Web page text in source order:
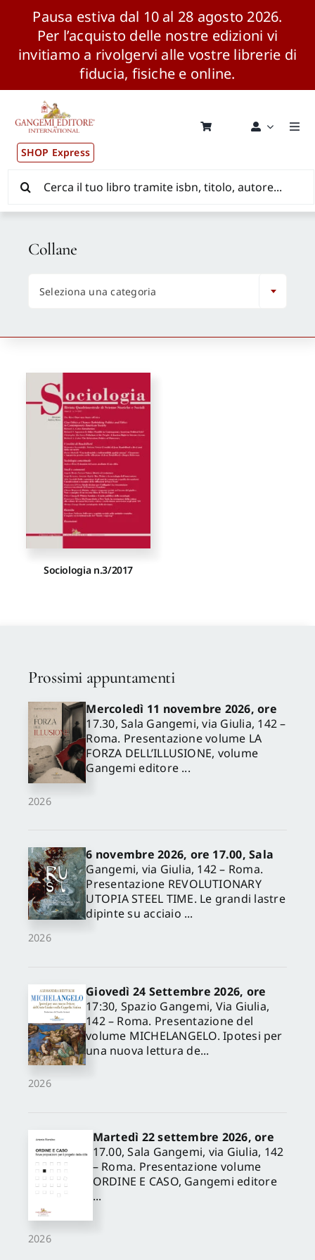
Pausa estiva dal 10 al 28 agosto 2026.
Per l’acquisto delle nostre edizioni vi
invitiamo a rivolgervi alle vostre librerie di
fiducia, fisiche e online.
contenuto
SHOP Express
Pubblicazioni
News ed Eventi
Distribuzione Wolrdwide
CONSIP / MEPA / ANVUR / CINECA
Autori
Proposte di pubblicazione
Gangemi Editore
Newsletter
per:
Sociologia n.3/2017
Collane
Seleziona una categoria
Prossimi appuntamenti
2026
Mercoledì 11 novembre 2026, ore
17.30, Sala Gangemi, via Giulia, 142 –
Roma. Presentazione volume LA
FORZA DELL’ILLUSIONE, volume
Gangemi editore ...
2026
6 novembre 2026, ore 17.00, Sala
Gangemi, via Giulia, 142 – Roma.
Presentazione REVOLUTIONARY
UTOPIA STEEL TIME. Le grandi lastre
dipinte su acciaio ...
2026
Giovedì 24 Settembre 2026, ore
17:30, Spazio Gangemi, Via Giulia,
142 – Roma. Presentazione del
volume MICHELANGELO. Ipotesi per
una nuova lettura de...
2026
Martedì 22 settembre 2026, ore
17.00, Sala Gangemi, via Giulia, 142
– Roma. Presentazione volume
ORDINE E CASO, Gangemi editore
...